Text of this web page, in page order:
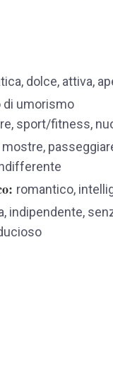
dolce, attiva,
di umorismo
sport/fitness,
mostre,
romantico,
indipendente,